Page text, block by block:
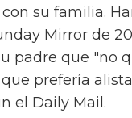
su familia.
Mirror de
padre que "no
prefería
el Daily Mail.